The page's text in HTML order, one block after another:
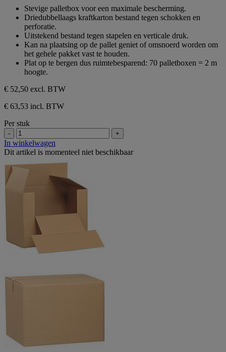
beoordeling
sterren.
beoordeling
Stevige palletbox voor een maximale bescherming.
Driedubbellaags kraftkarton bestand tegen schokken en
perforatie.
Uitstekend bestand tegen stapelen en verticale druk.
Kan na plaatsing op de pallet geniet of omsnoerd worden om
het gehele pakket vast te houden.
Plat op te bergen dus ruimtebesparend: 70 palletboxen = 2 m
hoogte.
€ 52,50 excl. BTW
€ 63,53 incl. BTW
Per stuk
- +
In winkelwagen
Dit artikel is momenteel niet beschikbaar